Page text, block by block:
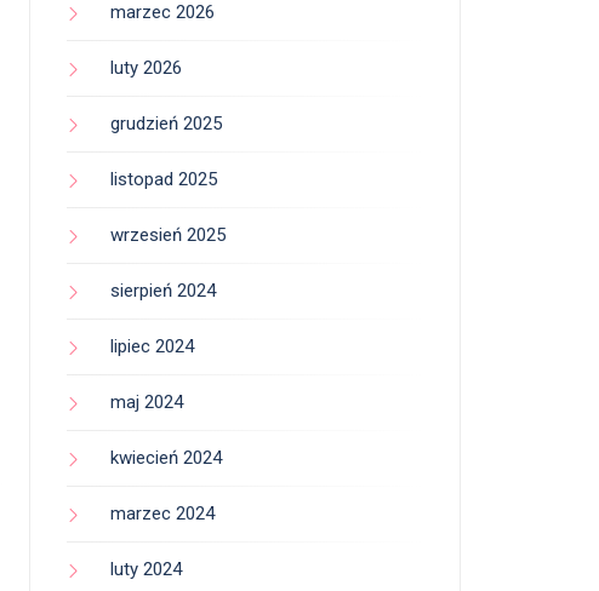
marzec 2026
luty 2026
grudzień 2025
listopad 2025
wrzesień 2025
sierpień 2024
lipiec 2024
maj 2024
kwiecień 2024
marzec 2024
luty 2024